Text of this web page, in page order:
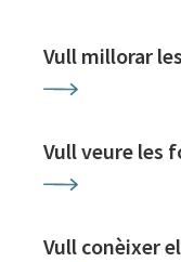
Vull millorar
Vull veure les
Vull conèixer